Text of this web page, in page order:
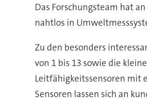
Das Forschungsteam hat
nahtlos in
Zu den besonders
von 1 bis 13 sowie die
Leitfähigkeitssensoren mit
Sensoren lassen sich an